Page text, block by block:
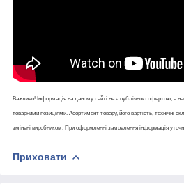
Важливо! Інформація на даному сайті не є публічною офертою, а
товарними позиціями. Асортимент товару, його вартість, технічні
змінені виробником. При оформленні замовлення інформація
Приховати